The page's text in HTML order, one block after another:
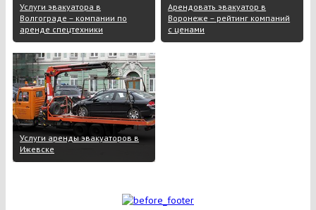
Услуги эвакуатора в
Волгограде – компании по
аренде спецтехники
Арендовать эвакуатор в
Воронеже – рейтинг компаний
с ценами
Услуги аренды эвакуаторов в
Ижевске